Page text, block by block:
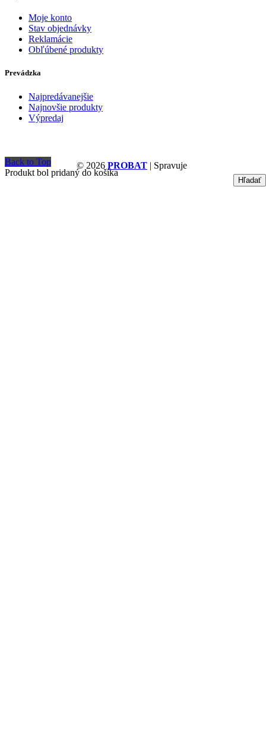
Moje konto
Stav objednávky
Reklamácie
Obľúbené produkty
Prevádzka
Najpredávanejšie
Najnovšie produkty
Výpredaj
© 2026 PROBAT | Spravuje
Back to Top
Produkt bol pridaný do košíka